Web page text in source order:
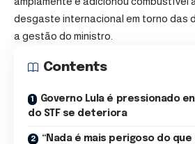
desgaste internacional em torno das
a gestão do ministro.
Contents
Governo Lula é pressionado
do STF se deteriora
“Nada é mais perigoso do que